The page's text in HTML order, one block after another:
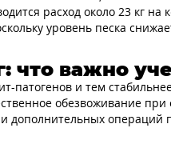
расход около 23 кг
уровень песка
что важно
патогенов и тем
обезвоживание
дополнительных операций